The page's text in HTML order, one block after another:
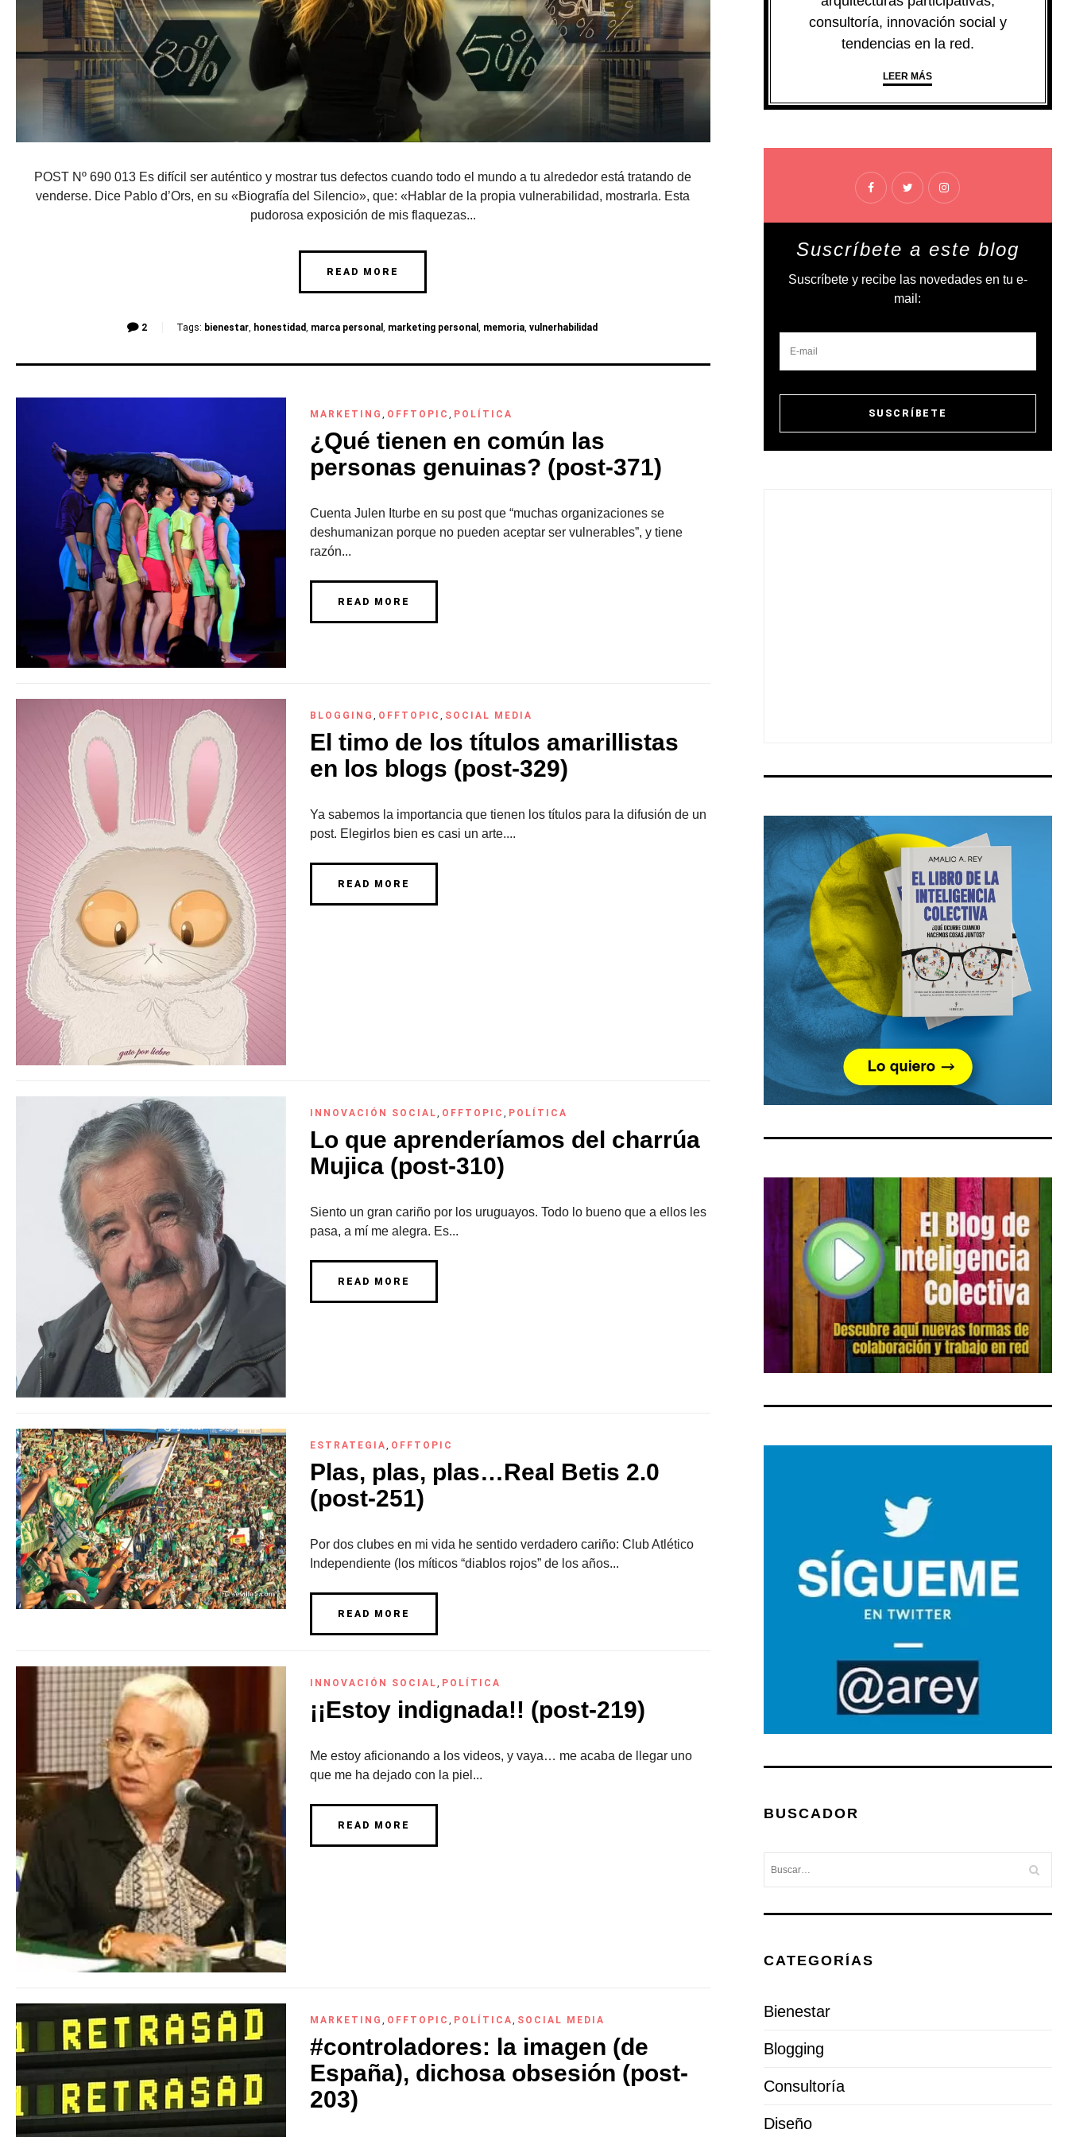
POST Nº 690 013 Es difícil ser auténtico y mostrar tus defectos cuando todo el mundo a tu alrededor está tratando de
venderse. Dice Pablo d’Ors, en su «Biografía del Silencio», que: «Hablar de la propia vulnerabilidad, mostrarla. Esta
pudorosa exposición de mis flaquezas...
READ MORE
2 Tags: bienestar, honestidad, marca personal, marketing personal, memoria,vulnerhabilidad
MARKETING , OFFTOPIC , POLÍTICA
¿Qué tienen en común las
personas genuinas? (post-371)
Cuenta Julen Iturbe en su post que “muchas organizaciones se
deshumanizan porque no pueden aceptar ser vulnerables”, y tiene
razón...
READ MORE
BLOGGING , OFFTOPIC , SOCIAL MEDIA
El timo de los títulos amarillistas
en los blogs (post-329)
Ya sabemos la importancia que tienen los títulos para la difusión de un
post. Elegirlos bien es casi un arte....
READ MORE
INNOVACIÓN SOCIAL, OFFTOPIC , POLÍTICA
Lo que aprenderíamos del charrúa
Mujica (post-310)
Siento un gran cariño por los uruguayos. Todo lo bueno que a ellos les
pasa, a mí me alegra. Es...
READ MORE
ESTRATEGIA, OFFTOPIC
Plas, plas, plas…Real Betis 2.0
(post-251)
Por dos clubes en mi vida he sentido verdadero cariño: Club Atlético
Independiente (los míticos “diablos rojos” de los años...
READ MORE
INNOVACIÓN SOCIAL, POLÍTICA
¡¡Estoy indignada!! (post-219)
Me estoy aficionando a los videos, y vaya… me acaba de llegar uno
que me ha dejado con la piel...
READ MORE
MARKETING , OFFTOPIC , POLÍTICA, SOCIAL MEDIA
#controladores: la imagen (de
España), dichosa obsesión (post-
203)
consultoría, innovación social y
tendencias en la red.
LEER MÁS
Suscríbete a este blog
Suscríbete y recibe las novedades en tu e-
mail:
BUSCADOR
CATEGORÍAS
Bienestar
Blogging
Consultoría
Diseño